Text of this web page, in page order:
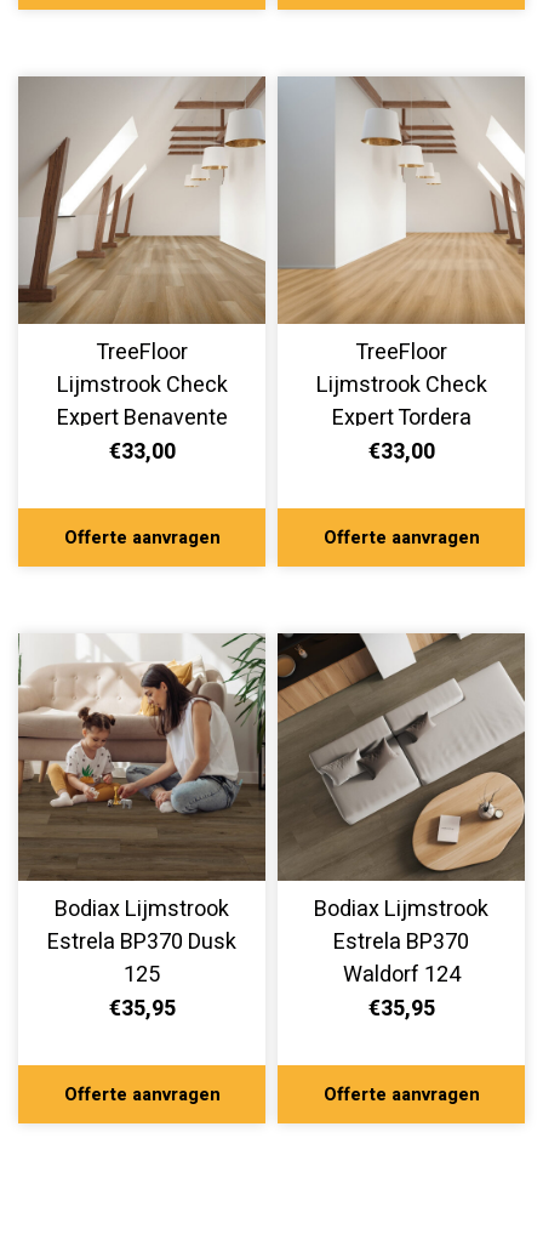
TreeFloor
Lijmstrook Check
Expert Benavente
TR.CHECK-2510-E
€33,00
Offerte aanvragen
TreeFloor
Lijmstrook Check
Expert Tordera
TR.CHECK-2509-E
€33,00
Offerte aanvragen
Bodiax Lijmstrook
Estrela BP370 Dusk
125
€35,95
Offerte aanvragen
Bodiax Lijmstrook
Estrela BP370
Waldorf 124
€35,95
Offerte aanvragen